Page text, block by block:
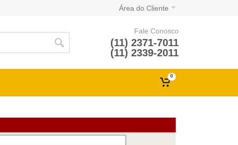
Área do Cliente
Fale Conosco
(11) 2371-7011
(11) 2339-2011
0